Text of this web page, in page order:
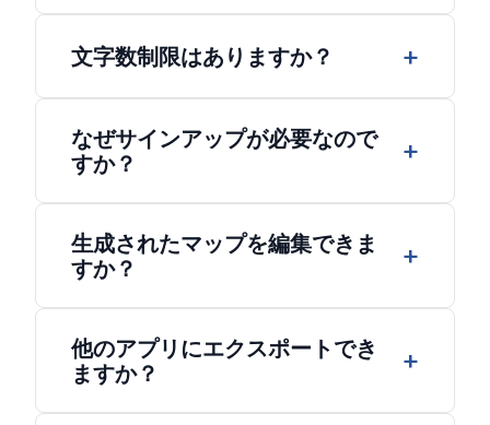
縮します。ClipMindはあなたのコンテンツを視
見えるようにします。
文字数制限はありますか？
ができ、ほとんどの記事、メモ、議事録に適し
ています。
なぜサインアップが必要なので
すか？
に保存し、デバイスをまたいでアクセスできる
ようになります。
生成されたマップを編集できま
すか？
全に編集可能です——ノードを移動し、階層を
調整し、デザインをカスタマイズできます。
他のアプリにエクスポートでき
ますか？